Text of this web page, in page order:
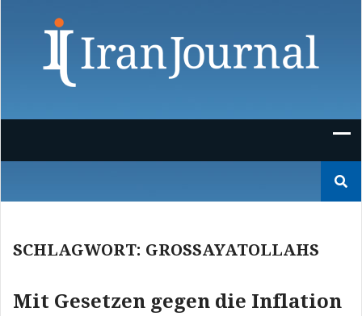
nach:
SCHLAGWORT: GROSSAYATOLLAHS
Mit Gesetzen gegen die Inflation